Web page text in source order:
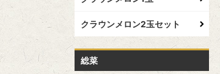
クラウンメロン2玉セット
総菜